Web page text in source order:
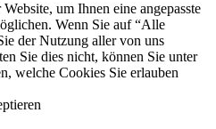
um Ihnen eine angepasste
Wenn Sie auf “Alle
der Nutzung aller von uns
Sie dies nicht, können Sie unter
welche Cookies Sie erlauben